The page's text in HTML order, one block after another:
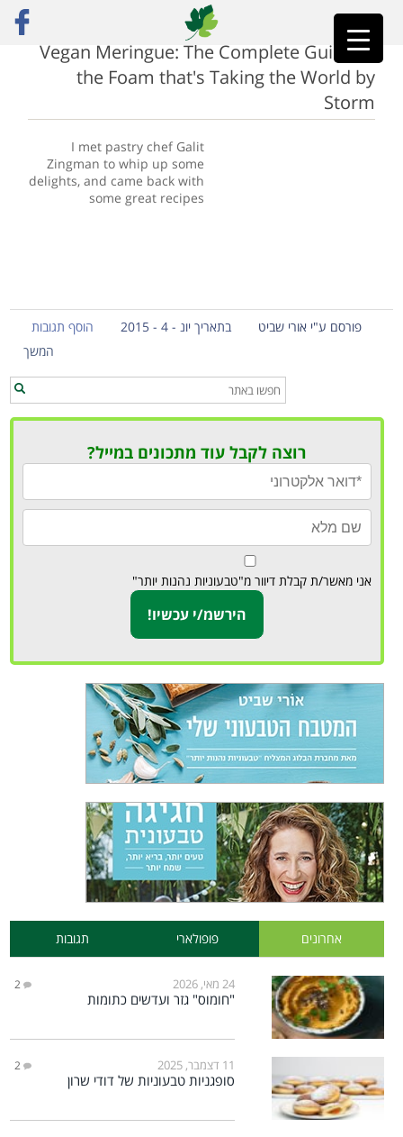
ראשי»
meringue
Vegan Meringue: The Complete Guide to
the Foam that's Taking the World by
Storm
I met pastry chef Galit
Zingman to whip up some
delights, and came back with
some great recipes
פורסם ע"י אורי שביט בתאריך יונ - 4 - 2015
הוסף תגובות
המשך
רוצה לקבל עוד מתכונים במייל?
אני מאשר/ת קבלת דיוור מ"טבעוניות נהנות יותר"
אחרונים פופולארי תגובות
24 מאי, 2026 2
"חומוס" גזר ועדשים כתומות
11 דצמבר, 2025 2
סופגניות טבעוניות של דודי שרון